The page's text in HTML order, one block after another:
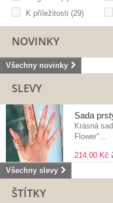
K příležitosti (29)
NOVINKY
Všechny novinky
SLEVY
Sada
Krásná
Flower"...
214,00 Kč
Všechny slevy
ŠTÍTKY